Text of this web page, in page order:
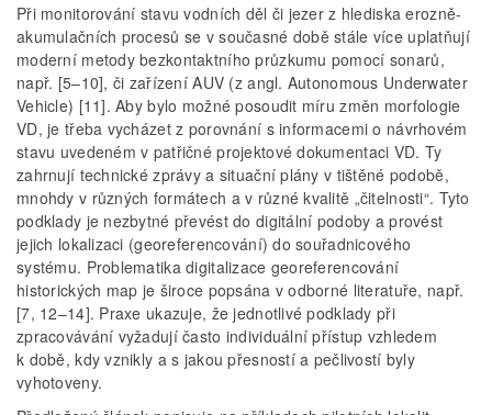
Při monitorování stavu vodních děl či jezer z hlediska erozně-
akumulačních procesů se v současné době stále více uplatňují
moderní metody bezkontaktního průzkumu pomocí sonarů,
např. [5–10], či zařízení AUV (z angl. Autonomous Underwater
Vehicle) [11]. Aby bylo možné posoudit míru změn morfologie
VD, je třeba vycházet z porovnání s informacemi o návrhovém
stavu uvedeném v patřičné projektové dokumentaci VD. Ty
zahrnují technické zprávy a situační plány v tištěné podobě,
mnohdy v různých formátech a v různé kvalitě „čitelnosti“. Tyto
podklady je nezbytné převést do digitální podoby a provést
jejich lokalizaci (georeferencování) do souřadnicového
systému. Problematika digitalizace georeferencování
historických map je široce popsána v odborné literatuře, např.
[7, 12–14]. Praxe ukazuje, že jednotlivé podklady při
zpracovávání vyžadují často individuální přístup vzhledem
k době, kdy vznikly a s jakou přesností a pečlivostí byly
vyhotoveny.